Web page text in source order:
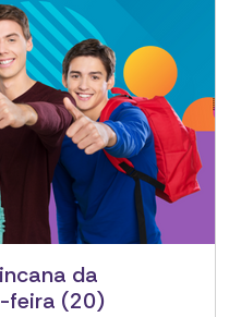
da
feira (20)